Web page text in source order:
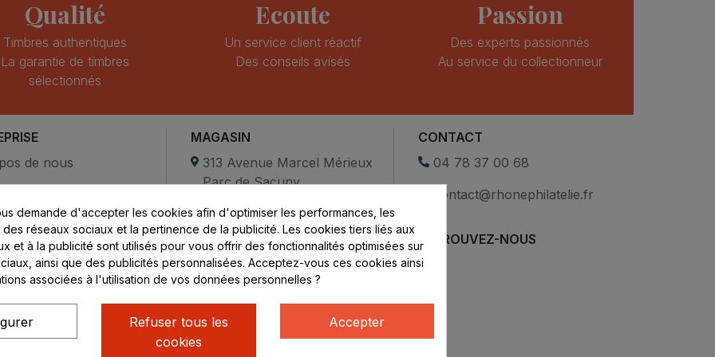
Qualité
Timbres authentiques
La garantie de timbres
sélectionnés
Ecoute
Un service client réactif
Des conseils avisés
Passion
Des experts passionnés
Au service du collectionneur
de nous
nous
MAGASIN
313 Avenue Marcel Mérieux
Parc de Sacuny
Lundi au vendredi :
8h - 16h
uniquement sur Rendez-
vous
CONTACT
04 78 37 00 68
contact@rhonephilatelie.fr
RETROUVEZ-NOUS
demande d'accepter les cookies afin d'optimiser les performances, les
réseaux sociaux et la pertinence de la publicité. Les cookies tiers liés aux
et à la publicité sont utilisés pour vous offrir des fonctionnalités optimisées sur
ainsi que des publicités personnalisées. Acceptez-vous ces cookies ainsi
associées à l'utilisation de vos données personnelles ?
Accepter
Refuser tous les
cookies